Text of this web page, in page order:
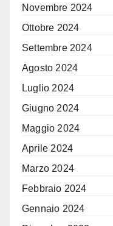
Novembre 2024
Ottobre 2024
Settembre 2024
Agosto 2024
Luglio 2024
Giugno 2024
Maggio 2024
Aprile 2024
Marzo 2024
Febbraio 2024
Gennaio 2024